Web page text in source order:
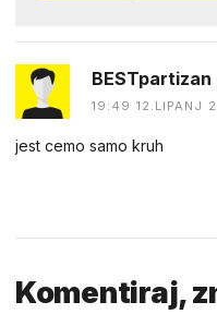
BESTpartizan
19:49 12.LIPANJ
jest cemo samo kruh
Komentiraj,